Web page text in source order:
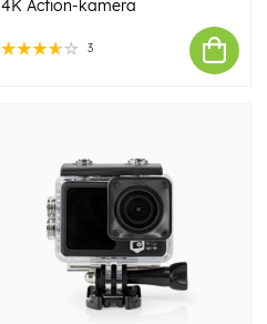
4K Action-kamera
3